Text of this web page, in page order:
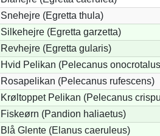
Snehejre (Egretta thula)
Silkehejre (Egretta garzetta)
Revhejre (Egretta gularis)
Hvid Pelikan (Pelecanus
Rosapelikan (Pelecanus rufescens)
Krøltoppet Pelikan (Pelecanus
Fiskeørn (Pandion haliaetus)
Blå Glente (Elanus caeruleus)